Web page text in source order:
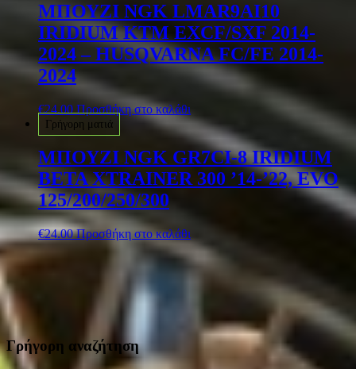
ΜΠΟΥΖΙ NGK LMAR9AI10
IRIDIUM KTM EXCF/SXF 2014-
2024 – HUSQVARNA FC/FE 2014-
2024
€24.00 Προσθήκη στο καλάθι
Γρήγορη ματιά
ΜΠΟΥΖΙ NGK GR7CI-8 IRIDIUM
BETA XTRAINER 300 ’14-’22, EVO
125/200/250/300
€24.00 Προσθήκη στο καλάθι
Γρήγορη αναζήτηση